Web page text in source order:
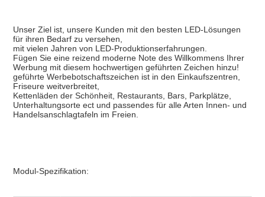
Unser Ziel ist, unsere Kunden mit den besten LED-Lösungen
für ihren Bedarf zu versehen,
mit vielen Jahren von LED-Produktionserfahrungen.
Fügen Sie eine reizend moderne Note des Willkommens Ihrer
Werbung mit diesem hochwertigen geführten Zeichen hinzu!
geführte Werbebotschaftszeichen ist in den Einkaufszentren,
Friseure weitverbreitet,
Kettenläden der Schönheit, Restaurants, Bars, Parkplätze,
Unterhaltungsorte ect und passendes für alle Arten Innen- und
Handelsanschlagtafeln im Freien.
Modul-Spezifikation: